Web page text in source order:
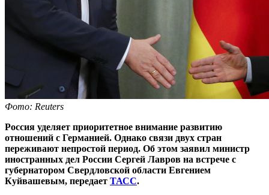
Фото: Reuters
Россия уделяет приоритетное внимание развитию
отношений с Германией. Однако связи двух стран
переживают непростой период. Об этом заявил министр
иностранных дел России Сергей Лавров на встрече с
губернатором Свердловской области Евгением
Куйвашевым, передает ТАСС.